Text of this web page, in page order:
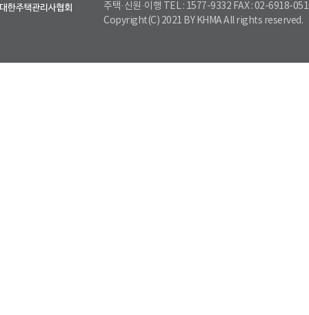
주택·신원·이행 TEL : 1577-9332 FAX : 02-6918-
Copyright(C) 2021 BY KHMA All rights reserved.